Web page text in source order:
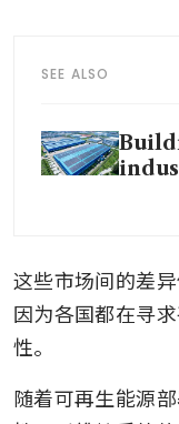
SEE ALSO
这些市场间的差
因为各国都在寻
性。
随着可再生能源